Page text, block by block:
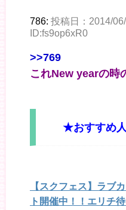
786: 投稿日：2014/
ID:fs9op6xR0
>>769
これNew yearの時
★おすすめ
【スクフェス】ラブ
ト開催中！！エリチ